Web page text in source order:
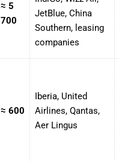
≈ 5
700
JetBlue, China
Southern, leasing
companies
≈ 600
Iberia, United
Airlines, Qantas,
Aer Lingus